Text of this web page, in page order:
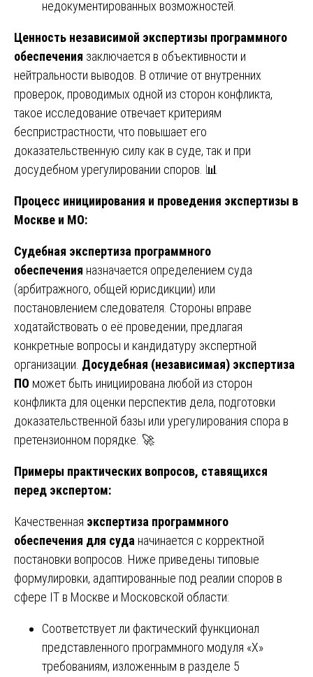
недокументированных возможностей.
Ценность независимой экспертизы программного
обеспечения заключается в объективности и
нейтральности выводов. В отличие от внутренних
проверок, проводимых одной из сторон конфликта,
такое исследование отвечает критериям
беспристрастности, что повышает его
доказательственную силу как в суде, так и при
досудебном урегулировании споров. 📊
Процесс инициирования и проведения экспертизы в
Москве и МО:
Судебная экспертиза программного
обеспечения назначается определением суда
(арбитражного, общей юрисдикции) или
постановлением следователя. Стороны вправе
ходатайствовать о её проведении, предлагая
конкретные вопросы и кандидатуру экспертной
организации. Досудебная (независимая) экспертиза
ПО может быть инициирована любой из сторон
конфликта для оценки перспектив дела, подготовки
доказательственной базы или урегулирования спора в
претензионном порядке. 🚀
Примеры практических вопросов, ставящихся
перед экспертом:
Качественная экспертиза программного
обеспечения для суда начинается с корректной
постановки вопросов. Ниже приведены типовые
формулировки, адаптированные под реалии споров в
сфере IT в Москве и Московской области:
Соответствует ли фактический функционал
представленного программного модуля «X»
требованиям, изложенным в разделе 5